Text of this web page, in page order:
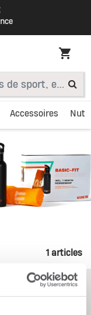
Accessoires
1 articles